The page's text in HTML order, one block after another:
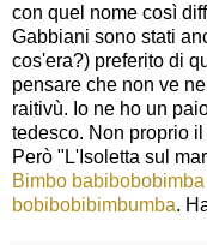
con quel nome così
Gabbiani sono stati
cos'era?) preferito di
pensare che non ve
raitivù. Io ne ho un
tedesco. Non proprio
Però "L'Isoletta sul
Bimbo
bobibobibimbumba.